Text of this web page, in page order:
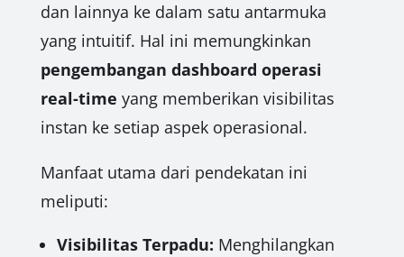
dan lainnya ke dalam satu antarmuka
yang intuitif. Hal ini memungkinkan
pengembangan dashboard operasi
real-time yang memberikan visibilitas
instan ke setiap aspek operasional.
Manfaat utama dari pendekatan ini
meliputi:
Visibilitas Terpadu: Menghilangkan